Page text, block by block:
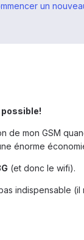
un
possible!
mon GSM
énorme
(et donc le wifi).
indispensable